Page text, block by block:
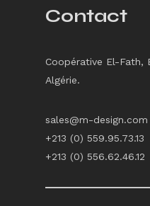
Contact
Coopérative El-Fath,
Algérie.
sales@m-design.com
+213 (0) 559.95.73.13
+213 (0) 556.62.46.12